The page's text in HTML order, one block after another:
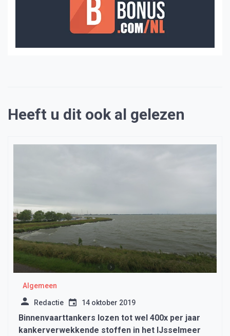
Heeft u dit ook al gelezen
Algemeen
Redactie 14 oktober 2019
Binnenvaarttankers lozen tot wel 400x per jaar
kankerverwekkende stoffen in het IJsselmeer